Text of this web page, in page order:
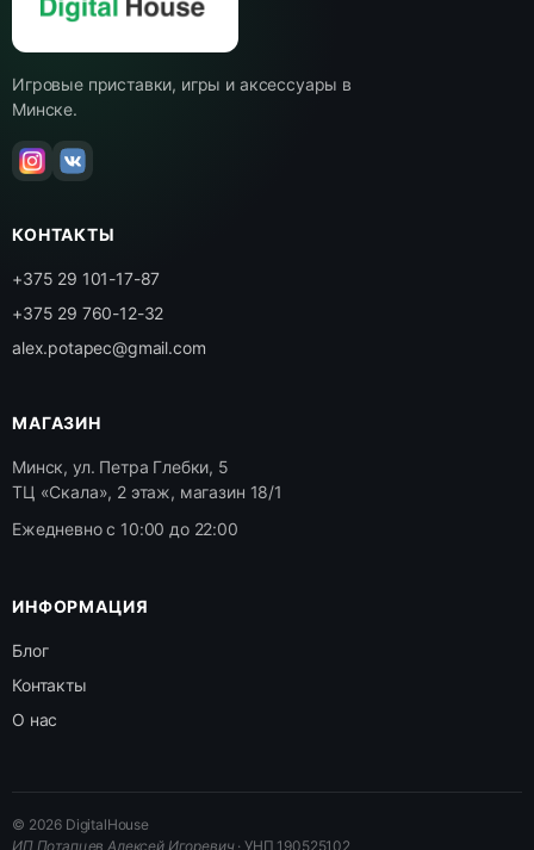
Игровые приставки, игры и аксессуары в
Минске.
КОНТАКТЫ
+375 29 101-17-87
+375 29 760-12-32
alex.potapec@gmail.com
МАГАЗИН
Минск, ул. Петра Глебки, 5
ТЦ «Скала», 2 этаж, магазин 18/1
Ежедневно с 10:00 до 22:00
ИНФОРМАЦИЯ
Блог
Контакты
О нас
© 2026 DigitalHouse
ИП Потапцев Алексей Игоревич· УНП 190525102